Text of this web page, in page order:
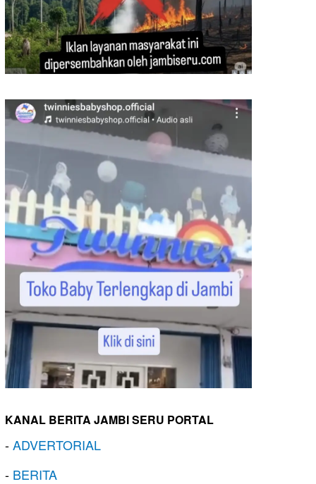
KANAL BERITA JAMBI SERU PORTAL
-ADVERTORIAL
- BERITA